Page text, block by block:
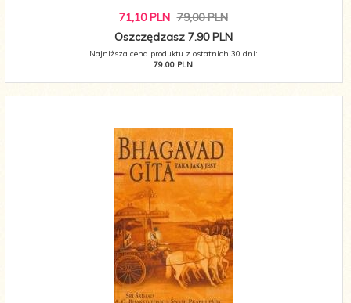
71,10 PLN 79,00 PLN
Oszczędzasz 7.90 PLN
Najniższa cena produktu z ostatnich 30 dni:
79.00 PLN